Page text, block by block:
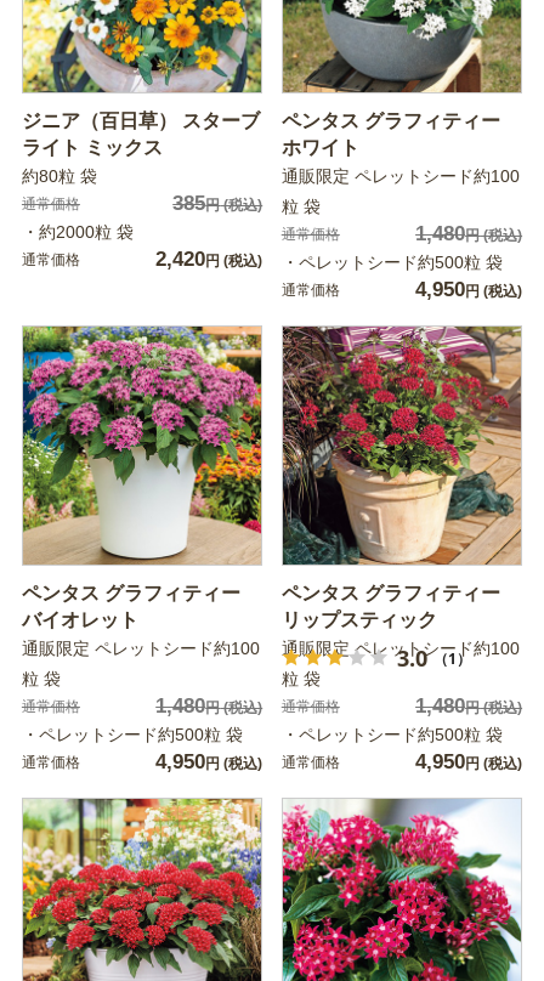
ジニア（百日草） スターブ
ライト ミックス
約80粒 袋
通常価格 385円(税込)
・約2000粒 袋
通常価格 2,420円 (税込)
ペンタス グラフィティー
ホワイト
通販限定 ペレットシード約100
粒 袋
通常価格 1,480円(税込)
・ペレットシード約500粒 袋
通常価格 4,950円 (税込)
ペンタス グラフィティー
バイオレット
通販限定 ペレットシード約100
粒 袋
通常価格 1,480円(税込)
・ペレットシード約500粒 袋
通常価格 4,950円 (税込)
ペンタス グラフィティー
リップスティック
3.0 （1）
通販限定 ペレットシード約100
粒 袋
通常価格 1,480円(税込)
・ペレットシード約500粒 袋
通常価格 4,950円 (税込)